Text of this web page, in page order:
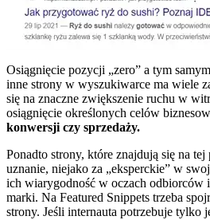
Osiągnięcie pozycji „zero” a tym
inne strony w wyszukiwarce ma wiele
się na znaczne zwiększenie ruchu w
osiągnięcie określonych celów
konwersji czy sprzedaży.
Ponadto strony, które znajdują się na
uznanie, niejako za „eksperckie” w
ich wiarygodność w oczach odbiorców
marki. Na Featured Snippets trzeba
strony. Jeśli internauta potrzebuje tylko